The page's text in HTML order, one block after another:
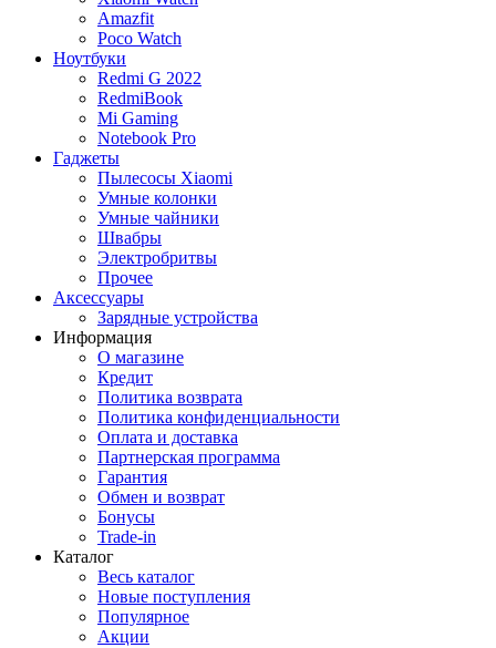
Amazfit
Poco Watch
Ноутбуки
Redmi G 2022
RedmiBook
Mi Gaming
Notebook Pro
Гаджеты
Пылесосы Xiaomi
Умные колонки
Умные чайники
Швабры
Электробритвы
Прочее
Аксессуары
Зарядные устройства
Информация
О магазине
Кредит
Политика возврата
Политика конфиденциальности
Оплата и доставка
Партнерская программа
Гарантия
Обмен и возврат
Бонусы
Trade-in
Каталог
Весь каталог
Новые поступления
Популярное
Акции